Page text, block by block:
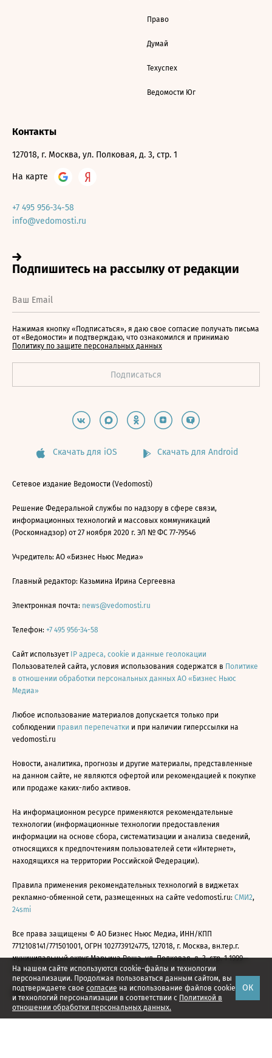
На нашем сайте используются cookie-файлы и технологии
персонализации. Продолжая пользоваться данным сайтом, вы
подтверждаете свое согласие на использование файлов cookie
и технологий персонализации в соответствии с Политикой в
отношении обработки персональных данных.
ОК
Право
Думай
Техуспех
Ведомости Юг
Контакты
127018, г. Москва, ул. Полковая, д. 3, стр. 1
На карте
+7 495 956-34-58
info@vedomosti.ru
Нажимая кнопку «Подписаться», я даю свое согласие получать письма
от «Ведомости» и подтверждаю, что ознакомился и принимаю
Политику по защите персональных данных
Скачать для iOS Скачать для Android
Сетевое издание Ведомости (Vedomosti)
Решение Федеральной службы по надзору в сфере связи,
информационных технологий и массовых коммуникаций
(Роскомнадзор) от 27 ноября 2020 г. ЭЛ № ФС 77-79546
Учредитель: АО «Бизнес Ньюс Медиа»
Главный редактор: Казьмина Ирина Сергеевна
Электронная почта: news@vedomosti.ru
Телефон: +7 495 956-34-58
Сайт использует IP адреса, cookie и данные геолокации
Пользователей сайта, условия использования содержатся в Политике
в отношении обработки персональных данных АО «Бизнес Ньюс
Медиа»
Любое использование материалов допускается только при
соблюдении правил перепечатки и при наличии гиперссылки на
vedomosti.ru
Новости, аналитика, прогнозы и другие материалы, представленные
на данном сайте, не являются офертой или рекомендацией к покупке
или продаже каких-либо активов.
На информационном ресурсе применяются рекомендательные
технологии (информационные технологии предоставления
информации на основе сбора, систематизации и анализа сведений,
относящихся к предпочтениям пользователей сети «Интернет»,
находящихся на территории Российской Федерации).
Правила применения рекомендательных технологий в виджетах
рекламно-обменной сети, размещенных на сайте vedomosti.ru: СМИ2,
24smi
Все права защищены © АО Бизнес Ньюс Медиа, ИНН/КПП
7712108141/771501001, ОГРН 1027739124775, 127018, г. Москва, вн.тер.г.
муниципальный округ Марьина Роща, ул. Полковая, д. 3, стр. 1 1999—
2026